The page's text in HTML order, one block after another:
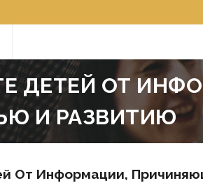
ДЕТЕЙ ОТ
И РАЗВИТИЮ
От Информации,